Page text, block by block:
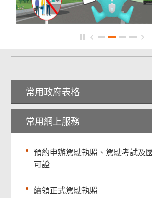
常用政府表格
常用網上服務
預約申辦駕駛執照、駕駛考試及
可證
續領正式駕駛執照